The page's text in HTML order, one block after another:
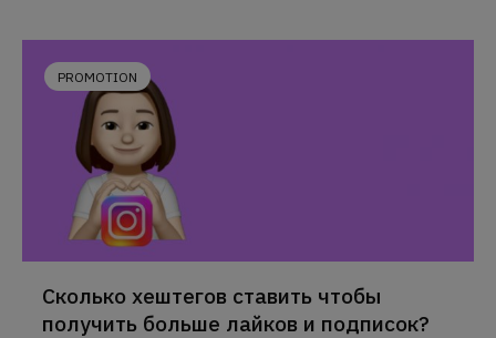
PROMOTION
Сколько хештегов ставить чтобы
получить больше лайков и подписок?